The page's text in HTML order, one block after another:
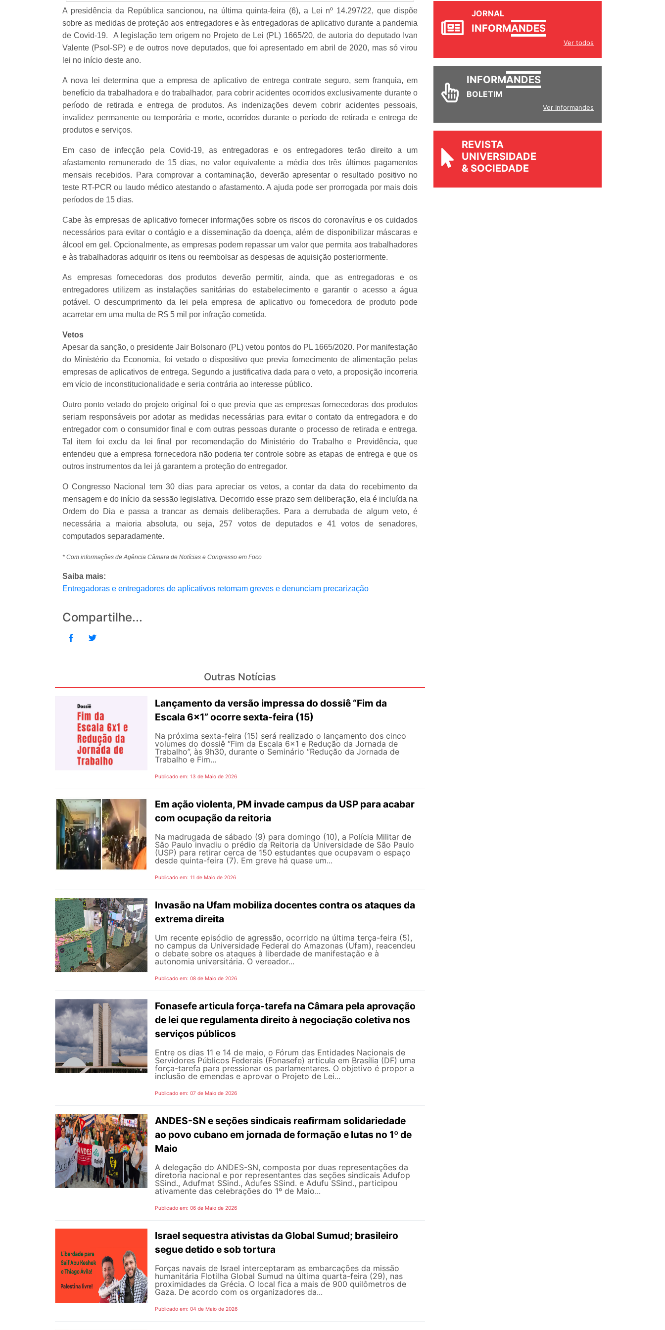
A presidência da República sancionou, na última quinta-feira (6), a Lei nº 14.297/22, que dispõe
sobre as medidas de proteção aos entregadores e às entregadoras de aplicativo durante a pandemia
de Covid-19. A legislação tem origem no Projeto de Lei (PL) 1665/20, de autoria do deputado Ivan
Valente (Psol-SP) e de outros nove deputados, que foi apresentado em abril de 2020, mas só virou
lei no início deste ano.
A nova lei determina que a empresa de aplicativo de entrega contrate seguro, sem franquia, em
benefício da trabalhadora e do trabalhador, para cobrir acidentes ocorridos exclusivamente durante o
período de retirada e entrega de produtos. As indenizações devem cobrir acidentes pessoais,
invalidez permanente ou temporária e morte, ocorridos durante o período de retirada e entrega de
produtos e serviços.
Em caso de infecção pela Covid-19, as entregadoras e os entregadores terão direito a um
afastamento remunerado de 15 dias, no valor equivalente a média dos três últimos pagamentos
mensais recebidos. Para comprovar a contaminação, deverão apresentar o resultado positivo no
teste RT-PCR ou laudo médico atestando o afastamento. A ajuda pode ser prorrogada por mais dois
períodos de 15 dias.
Cabe às empresas de aplicativo fornecer informações sobre os riscos do coronavírus e os cuidados
necessários para evitar o contágio e a disseminação da doença, além de disponibilizar máscaras e
álcool em gel. Opcionalmente, as empresas podem repassar um valor que permita aos trabalhadores
e às trabalhadoras adquirir os itens ou reembolsar as despesas de aquisição posteriormente.
As empresas fornecedoras dos produtos deverão permitir, ainda, que as entregadoras e os
entregadores utilizem as instalações sanitárias do estabelecimento e garantir o acesso a água
potável. O descumprimento da lei pela empresa de aplicativo ou fornecedora de produto pode
acarretar em uma multa de R$ 5 mil por infração cometida.
Vetos
Apesar da sanção, o presidente Jair Bolsonaro (PL) vetou pontos do PL 1665/2020. Por manifestação
do Ministério da Economia, foi vetado o dispositivo que previa fornecimento de alimentação pelas
empresas de aplicativos de entrega. Segundo a justificativa dada para o veto, a proposição incorreria
em vício de inconstitucionalidade e seria contrária ao interesse público.
Outro ponto vetado do projeto original foi o que previa que as empresas fornecedoras dos produtos
seriam responsáveis por adotar as medidas necessárias para evitar o contato da entregadora e do
entregador com o consumidor final e com outras pessoas durante o processo de retirada e entrega.
Tal item foi exclu da lei final por recomendação do Ministério do Trabalho e Previdência, que
entendeu que a empresa fornecedora não poderia ter controle sobre as etapas de entrega e que os
outros instrumentos da lei já garantem a proteção do entregador.
O Congresso Nacional tem 30 dias para apreciar os vetos, a contar da data do recebimento da
mensagem e do início da sessão legislativa. Decorrido esse prazo sem deliberação, ela é incluída na
Ordem do Dia e passa a trancar as demais deliberações. Para a derrubada de algum veto, é
necessária a maioria absoluta, ou seja, 257 votos de deputados e 41 votos de senadores,
computados separadamente.
* Com informações de Agência Câmara de Notícias e Congresso em Foco
Saiba mais:
Entregadoras e entregadores de aplicativos retomam greves e denunciam precarização
Compartilhe...
Outras Notícias
Lançamento da versão impressa do dossiê “Fim da
Escala 6×1” ocorre sexta-feira (15)
Na próxima sexta-feira (15) será realizado o lançamento dos cinco
volumes do dossiê “Fim da Escala 6×1 e Redução da Jornada de
Trabalho”, às 9h30, durante o Seminário “Redução da Jornada de
Trabalho e Fim...
Publicado em: 13 de Maio de 2026
Em ação violenta, PM invade campus da USP para acabar
com ocupação da reitoria
Na madrugada de sábado (9) para domingo (10), a Polícia Militar de
São Paulo invadiu o prédio da Reitoria da Universidade de São Paulo
(USP) para retirar cerca de 150 estudantes que ocupavam o espaço
desde quinta-feira (7). Em greve há quase um...
Publicado em: 11 de Maio de 2026
Invasão na Ufam mobiliza docentes contra os ataques da
extrema direita
Um recente episódio de agressão, ocorrido na última terça-feira (5),
no campus da Universidade Federal do Amazonas (Ufam), reacendeu
o debate sobre os ataques à liberdade de manifestação e à
autonomia universitária. O vereador...
Publicado em: 08 de Maio de 2026
Fonasefe articula força-tarefa na Câmara pela aprovação
de lei que regulamenta direito à negociação coletiva nos
serviços públicos
Entre os dias 11 e 14 de maio, o Fórum das Entidades Nacionais de
Servidores Públicos Federais (Fonasefe) articula em Brasília (DF) uma
força-tarefa para pressionar os parlamentares. O objetivo é propor a
inclusão de emendas e aprovar o Projeto de Lei...
Publicado em: 07 de Maio de 2026
ANDES-SN e seções sindicais reafirmam solidariedade
ao povo cubano em jornada de formação e lutas no 1º de
Maio
A delegação do ANDES-SN, composta por duas representações da
diretoria nacional e por representantes das seções sindicais Adufop
SSind., Adufmat SSind., Adufes SSind. e Adufu SSind., participou
ativamente das celebrações do 1º de Maio...
Publicado em: 06 de Maio de 2026
Israel sequestra ativistas da Global Sumud; brasileiro
segue detido e sob tortura
Forças navais de Israel interceptaram as embarcações da missão
humanitária Flotilha Global Sumud na última quarta-feira (29), nas
proximidades da Grécia. O local fica a mais de 900 quilômetros de
Gaza. De acordo com os organizadores da...
Publicado em: 04 de Maio de 2026
JORNAL
Ver todos
INFORM
Ver Informandes
REVISTA
UNIVERSIDADE